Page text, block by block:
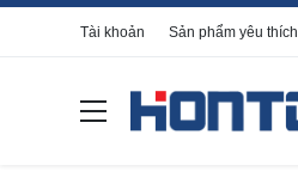
Tài khoản Sản phẩm yêu thích